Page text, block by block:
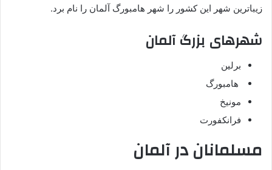
زیباترین شهر این کشور را شهر هامبورگ آلمان را نام برد.
شهرهای بزرگ آلمان
برلین
هامبورگ
مونیخ
فرانکفورت
مسلمانان در آلمان